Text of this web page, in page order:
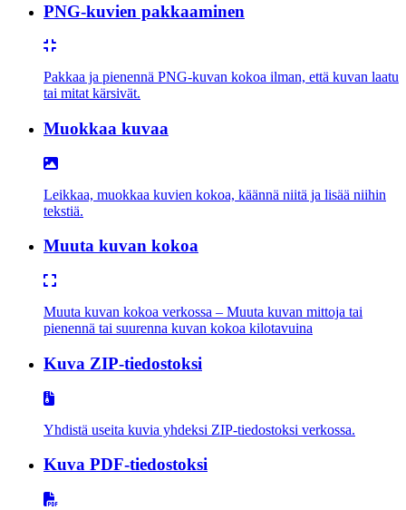
PNG-kuvien pakkaaminen
Pakkaa ja pienennä PNG-kuvan kokoa ilman, että kuvan laatu
tai mitat kärsivät.
Muokkaa kuvaa
Leikkaa, muokkaa kuvien kokoa, käännä niitä ja lisää niihin
tekstiä.
Muuta kuvan kokoa
Muuta kuvan kokoa verkossa – Muuta kuvan mittoja tai
pienennä tai suurenna kuvan kokoa kilotavuina
Kuva ZIP-tiedostoksi
Yhdistä useita kuvia yhdeksi ZIP-tiedostoksi verkossa.
Kuva PDF-tiedostoksi